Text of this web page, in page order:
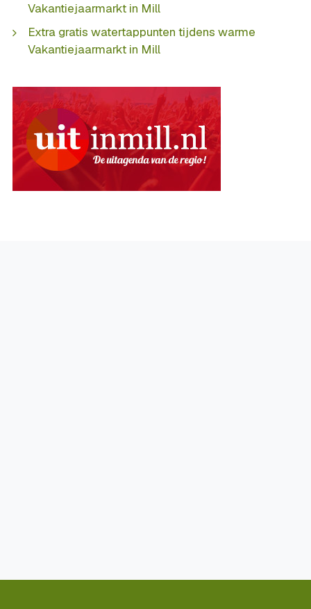
Vakantiejaarmarkt in Mill
Extra gratis watertappunten tijdens warme
Vakantiejaarmarkt in Mill